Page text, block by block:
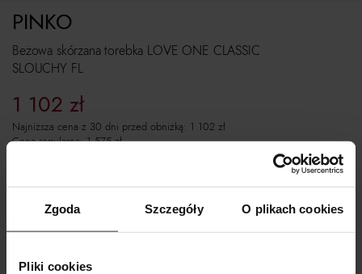
Zgoda Szczegóły O plikach cookies
Pliki cookies
Beżowa skórzana torebka LOVE ONE CLASSIC
SLOUCHY FL
PINKO
1 102 zł
Najniższa cena z 30 dni przed obniżką: 1 102 zł
Cena regularna:1 575zł